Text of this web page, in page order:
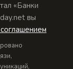
«Банки
вы